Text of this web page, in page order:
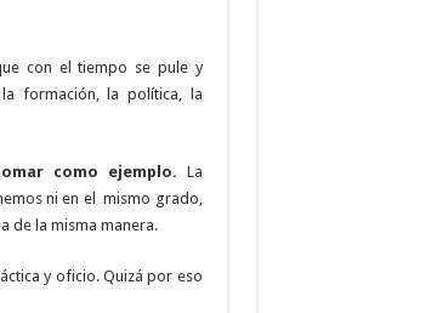
con el tiempo se pule y
formación, la política, la
como ejemplo. La
ni en el mismo grado,
de la misma manera.
y oficio. Quizá por eso